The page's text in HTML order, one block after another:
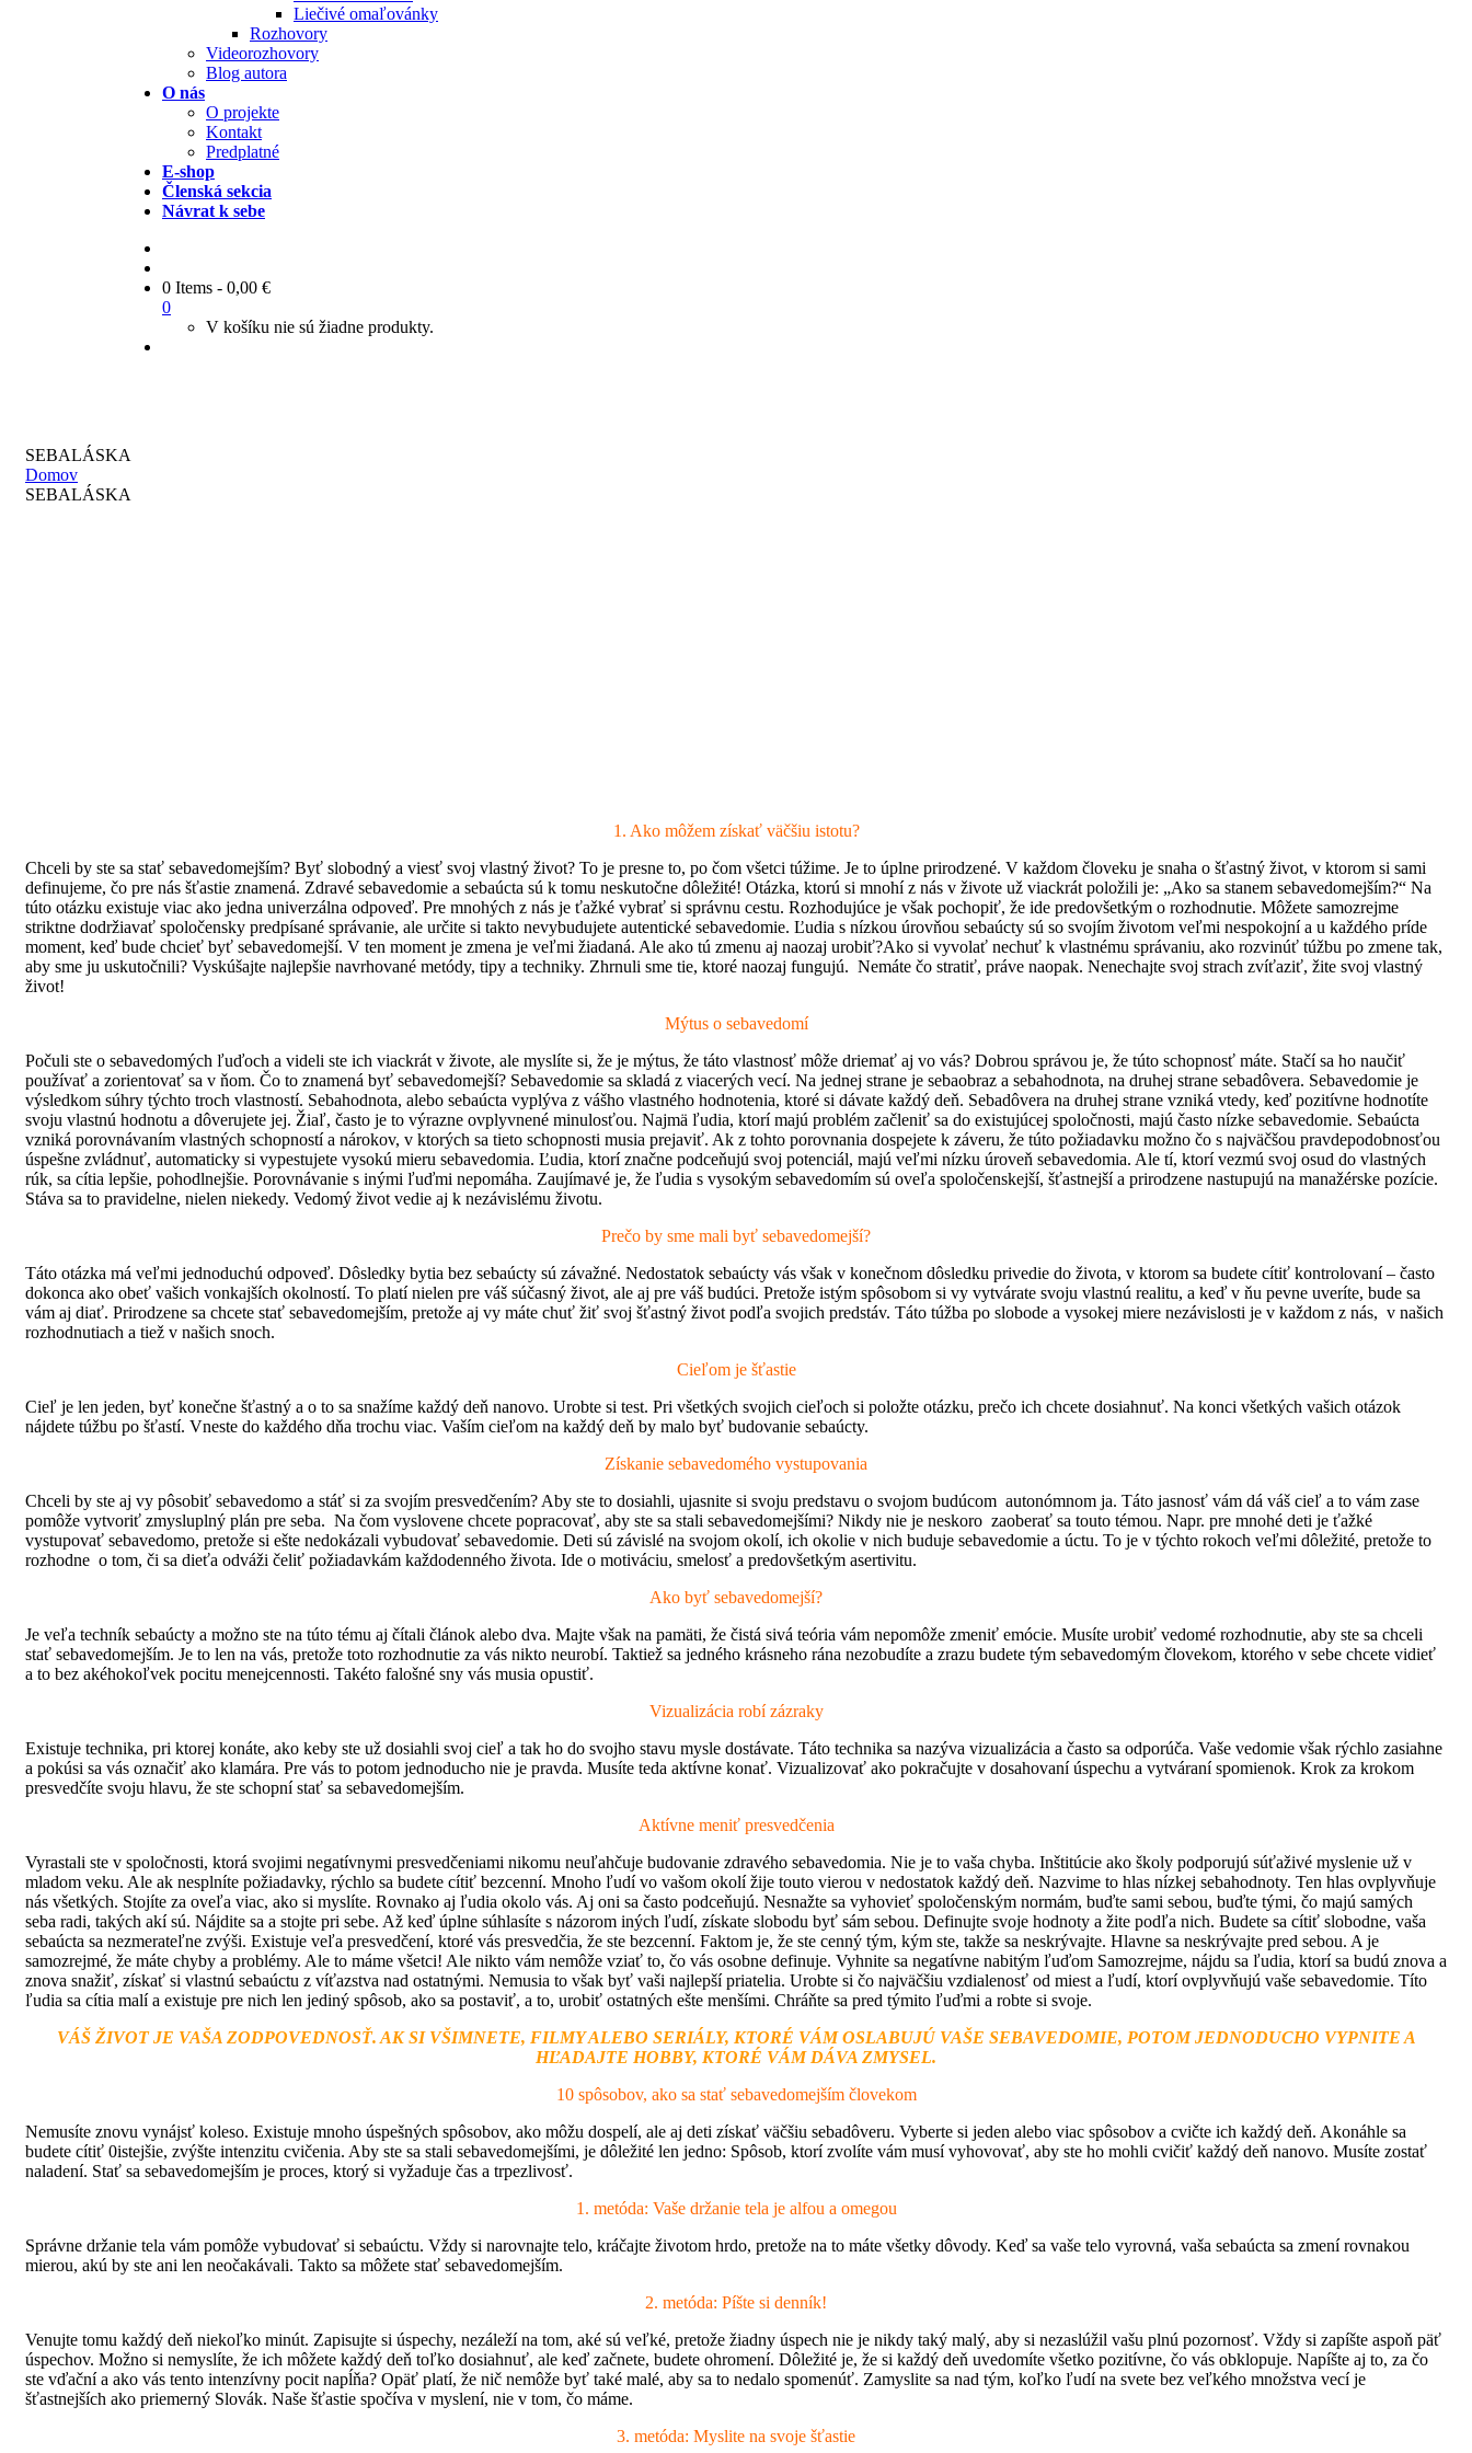
Liečivé omaľovánky
Rozhovory
Videorozhovory
Blog autora
O nás
O projekte
Kontakt
Predplatné
E-shop
Členská sekcia
Návrat k sebe
0 Items - 0,00 €
0
V košíku nie sú žiadne produkty.
SEBALÁSKA
Domov
SEBALÁSKA
1. Ako môžem získať väčšiu istotu?
Chceli by ste sa stať sebavedomejším? Byť slobodný a viesť svoj vlastný život? To je presne to, po čom všetci túžime. Je to úplne prirodzené. V každom človeku je snaha o šťastný život, v ktorom si sami
definujeme, čo pre nás šťastie znamená. Zdravé sebavedomie a sebaúcta sú k tomu neskutočne dôležité! Otázka, ktorú si mnohí z nás v živote už viackrát položili je: „Ako sa stanem sebavedomejším?“ Na
túto otázku existuje viac ako jedna univerzálna odpoveď. Pre mnohých z nás je ťažké vybrať si správnu cestu. Rozhodujúce je však pochopiť, že ide predovšetkým o rozhodnutie. Môžete samozrejme
striktne dodržiavať spoločensky predpísané správanie, ale určite si takto nevybudujete autentické sebavedomie. Ľudia s nízkou úrovňou sebaúcty sú so svojím životom veľmi nespokojní a u každého príde
moment, keď bude chcieť byť sebavedomejší. V ten moment je zmena je veľmi žiadaná. Ale ako tú zmenu aj naozaj urobiť?Ako si vyvolať nechuť k vlastnému správaniu, ako rozvinúť túžbu po zmene tak,
aby sme ju uskutočnili? Vyskúšajte najlepšie navrhované metódy, tipy a techniky. Zhrnuli sme tie, ktoré naozaj fungujú. Nemáte čo stratiť, práve naopak. Nenechajte svoj strach zvíťaziť, žite svoj vlastný
život!
Mýtus o sebavedomí
Počuli ste o sebavedomých ľuďoch a videli ste ich viackrát v živote, ale myslíte si, že je mýtus, že táto vlastnosť môže driemať aj vo vás? Dobrou správou je, že túto schopnosť máte. Stačí sa ho naučiť
používať a zorientovať sa v ňom. Čo to znamená byť sebavedomejší? Sebavedomie sa skladá z viacerých vecí. Na jednej strane je sebaobraz a sebahodnota, na druhej strane sebadôvera. Sebavedomie je
výsledkom súhry týchto troch vlastností. Sebahodnota, alebo sebaúcta vyplýva z vášho vlastného hodnotenia, ktoré si dávate každý deň. Sebadôvera na druhej strane vzniká vtedy, keď pozitívne hodnotíte
svoju vlastnú hodnotu a dôverujete jej. Žiaľ, často je to výrazne ovplyvnené minulosťou. Najmä ľudia, ktorí majú problém začleniť sa do existujúcej spoločnosti, majú často nízke sebavedomie. Sebaúcta
vzniká porovnávaním vlastných schopností a nárokov, v ktorých sa tieto schopnosti musia prejaviť. Ak z tohto porovnania dospejete k záveru, že túto požiadavku možno čo s najväčšou pravdepodobnosťou
úspešne zvládnuť, automaticky si vypestujete vysokú mieru sebavedomia. Ľudia, ktorí značne podceňujú svoj potenciál, majú veľmi nízku úroveň sebavedomia. Ale tí, ktorí vezmú svoj osud do vlastných
rúk, sa cítia lepšie, pohodlnejšie. Porovnávanie s inými ľuďmi nepomáha. Zaujímavé je, že ľudia s vysokým sebavedomím sú oveľa spoločenskejší, šťastnejší a prirodzene nastupujú na manažérske pozície.
Stáva sa to pravidelne, nielen niekedy. Vedomý život vedie aj k nezávislému životu.
Prečo by sme mali byť sebavedomejší?
Táto otázka má veľmi jednoduchú odpoveď. Dôsledky bytia bez sebaúcty sú závažné. Nedostatok sebaúcty vás však v konečnom dôsledku privedie do života, v ktorom sa budete cítiť kontrolovaní – často
dokonca ako obeť vašich vonkajších okolností. To platí nielen pre váš súčasný život, ale aj pre váš budúci. Pretože istým spôsobom si vy vytvárate svoju vlastnú realitu, a keď v ňu pevne uveríte, bude sa
vám aj diať. Prirodzene sa chcete stať sebavedomejším, pretože aj vy máte chuť žiť svoj šťastný život podľa svojich predstáv. Táto túžba po slobode a vysokej miere nezávislosti je v každom z nás, v našich
rozhodnutiach a tiež v našich snoch.
Cieľom je šťastie
Cieľ je len jeden, byť konečne šťastný a o to sa snažíme každý deň nanovo. Urobte si test. Pri všetkých svojich cieľoch si položte otázku, prečo ich chcete dosiahnuť. Na konci všetkých vašich otázok
nájdete túžbu po šťastí. Vneste do každého dňa trochu viac. Vaším cieľom na každý deň by malo byť budovanie sebaúcty.
Získanie sebavedomého vystupovania
Chceli by ste aj vy pôsobiť sebavedomo a stáť si za svojím presvedčením? Aby ste to dosiahli, ujasnite si svoju predstavu o svojom budúcom autonómnom ja. Táto jasnosť vám dá váš cieľ a to vám zase
pomôže vytvoriť zmysluplný plán pre seba. Na čom vyslovene chcete popracovať, aby ste sa stali sebavedomejšími? Nikdy nie je neskoro zaoberať sa touto témou. Napr. pre mnohé deti je ťažké
vystupovať sebavedomo, pretože si ešte nedokázali vybudovať sebavedomie. Deti sú závislé na svojom okolí, ich okolie v nich buduje sebavedomie a úctu. To je v týchto rokoch veľmi dôležité, pretože to
rozhodne o tom, či sa dieťa odváži čeliť požiadavkám každodenného života. Ide o motiváciu, smelosť a predovšetkým asertivitu.
Ako byť sebavedomejší?
Je veľa techník sebaúcty a možno ste na túto tému aj čítali článok alebo dva. Majte však na pamäti, že čistá sivá teória vám nepomôže zmeniť emócie. Musíte urobiť vedomé rozhodnutie, aby ste sa chceli
stať sebavedomejším. Je to len na vás, pretože toto rozhodnutie za vás nikto neurobí. Taktiež sa jedného krásneho rána nezobudíte a zrazu budete tým sebavedomým človekom, ktorého v sebe chcete vidieť
a to bez akéhokoľvek pocitu menejcennosti. Takéto falošné sny vás musia opustiť.
Vizualizácia robí zázraky
Existuje technika, pri ktorej konáte, ako keby ste už dosiahli svoj cieľ a tak ho do svojho stavu mysle dostávate. Táto technika sa nazýva vizualizácia a často sa odporúča. Vaše vedomie však rýchlo zasiahne
a pokúsi sa vás označiť ako klamára. Pre vás to potom jednoducho nie je pravda. Musíte teda aktívne konať. Vizualizovať ako pokračujte v dosahovaní úspechu a vytváraní spomienok. Krok za krokom
presvedčíte svoju hlavu, že ste schopní stať sa sebavedomejším.
Aktívne meniť presvedčenia
Vyrastali ste v spoločnosti, ktorá svojimi negatívnymi presvedčeniami nikomu neuľahčuje budovanie zdravého sebavedomia. Nie je to vaša chyba. Inštitúcie ako školy podporujú súťaživé myslenie už v
mladom veku. Ale ak nesplníte požiadavky, rýchlo sa budete cítiť bezcenní. Mnoho ľudí vo vašom okolí žije touto vierou v nedostatok každý deň. Nazvime to hlas nízkej sebahodnoty. Ten hlas ovplyvňuje
nás všetkých. Stojíte za oveľa viac, ako si myslíte. Rovnako aj ľudia okolo vás. Aj oni sa často podceňujú. Nesnažte sa vyhovieť spoločenským normám, buďte sami sebou, buďte tými, čo majú samých
seba radi, takých akí sú. Nájdite sa a stojte pri sebe. Až keď úplne súhlasíte s názorom iných ľudí, získate slobodu byť sám sebou. Definujte svoje hodnoty a žite podľa nich. Budete sa cítiť slobodne, vaša
sebaúcta sa nezmerateľne zvýši. Existuje veľa presvedčení, ktoré vás presvedčia, že ste bezcenní. Faktom je, že ste cenný tým, kým ste, takže sa neskrývajte. Hlavne sa neskrývajte pred sebou. A je
samozrejmé, že máte chyby a problémy. Ale to máme všetci! Ale nikto vám nemôže vziať to, čo vás osobne definuje. Vyhnite sa negatívne nabitým ľuďom Samozrejme, nájdu sa ľudia, ktorí sa budú znova a
znova snažiť, získať si vlastnú sebaúctu z víťazstva nad ostatnými. Nemusia to však byť vaši najlepší priatelia. Urobte si čo najväčšiu vzdialenosť od miest a ľudí, ktorí ovplyvňujú vaše sebavedomie. Títo
ľudia sa cítia malí a existuje pre nich len jediný spôsob, ako sa postaviť, a to, urobiť ostatných ešte menšími. Chráňte sa pred týmito ľuďmi a robte si svoje.
VÁŠ ŽIVOT JE VAŠA ZODPOVEDNOSŤ. AK SI VŠIMNETE, FILMY ALEBO SERIÁLY, KTORÉ VÁM OSLABUJÚ VAŠE SEBAVEDOMIE, POTOM JEDNODUCHO VYPNITE A
HĽADAJTE HOBBY, KTORÉ VÁM DÁVA ZMYSEL.
10 spôsobov, ako sa stať sebavedomejším človekom
Nemusíte znovu vynájsť koleso. Existuje mnoho úspešných spôsobov, ako môžu dospelí, ale aj deti získať väčšiu sebadôveru. Vyberte si jeden alebo viac spôsobov a cvičte ich každý deň. Akonáhle sa
budete cítiť 0istejšie, zvýšte intenzitu cvičenia. Aby ste sa stali sebavedomejšími, je dôležité len jedno: Spôsob, ktorí zvolíte vám musí vyhovovať, aby ste ho mohli cvičiť každý deň nanovo. Musíte zostať
naladení. Stať sa sebavedomejším je proces, ktorý si vyžaduje čas a trpezlivosť.
1. metóda: Vaše držanie tela je alfou a omegou
Správne držanie tela vám pomôže vybudovať si sebaúctu. Vždy si narovnajte telo, kráčajte životom hrdo, pretože na to máte všetky dôvody. Keď sa vaše telo vyrovná, vaša sebaúcta sa zmení rovnakou
mierou, akú by ste ani len neočakávali. Takto sa môžete stať sebavedomejším.
2. metóda: Píšte si denník!
Venujte tomu každý deň niekoľko minút. Zapisujte si úspechy, nezáleží na tom, aké sú veľké, pretože žiadny úspech nie je nikdy taký malý, aby si nezaslúžil vašu plnú pozornosť. Vždy si zapíšte aspoň päť
úspechov. Možno si nemyslíte, že ich môžete každý deň toľko dosiahnuť, ale keď začnete, budete ohromení. Dôležité je, že si každý deň uvedomíte všetko pozitívne, čo vás obklopuje. Napíšte aj to, za čo
ste vďační a ako vás tento intenzívny pocit napĺňa? Opäť platí, že nič nemôže byť také malé, aby sa to nedalo spomenúť. Zamyslite sa nad tým, koľko ľudí na svete bez veľkého množstva vecí je
šťastnejších ako priemerný Slovák. Naše šťastie spočíva v myslení, nie v tom, čo máme.
3. metóda: Myslite na svoje šťastie